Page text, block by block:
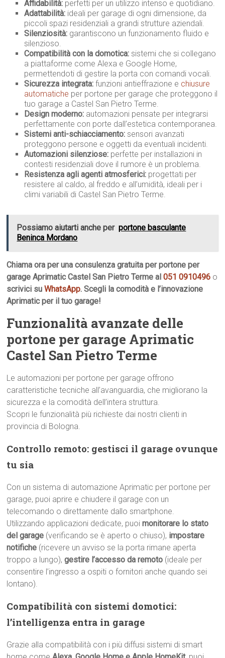
Affidabilità: perfetti per un utilizzo intenso e quotidiano.
Adattabilità: ideali per garage di ogni dimensione, da
piccoli spazi residenziali a grandi strutture aziendali.
Silenziosità: garantiscono un funzionamento fluido e
silenzioso.
Compatibilità con la domotica: sistemi che si collegano
a piattaforme come Alexa e Google Home,
permettendoti di gestire la porta con comandi vocali.
Sicurezza integrata: funzioni antieffrazione e chiusure
automatiche per portone per garage che proteggono il
tuo garage a Castel San Pietro Terme.
Design moderno: automazioni pensate per integrarsi
perfettamente con porte dall’estetica contemporanea.
Sistemi anti-schiacciamento: sensori avanzati
proteggono persone e oggetti da eventuali incidenti.
Automazioni silenziose: perfette per installazioni in
contesti residenziali dove il rumore è un problema.
Resistenza agli agenti atmosferici: progettati per
resistere al caldo, al freddo e all’umidità, ideali per i
climi variabili di Castel San Pietro Terme.
Possiamo aiutarti anche per portone basculante
Beninca Mordano
Chiama ora per una consulenza gratuita per portone per
garage Aprimatic Castel San Pietro Terme al051 0910496 o
scrivici suWhatsApp. Scegli la comodità e l’innovazione
Aprimatic per il tuo garage!
Funzionalità avanzate delle
portone per garage Aprimatic
Castel San Pietro Terme
Le automazioni per portone per garage offrono
caratteristiche tecniche all’avanguardia, che migliorano la
sicurezza e la comodità dell’intera struttura.
Scopri le funzionalità più richieste dai nostri clienti in
provincia di Bologna.
Controllo remoto: gestisci il garage ovunque
tu sia
Con un sistema di automazione Aprimatic per portone per
garage, puoi aprire e chiudere il garage con un
telecomando o direttamente dallo smartphone.
Utilizzando applicazioni dedicate, puoimonitorare lo stato
del garage (verificando se è aperto o chiuso), impostare
notifiche (ricevere un avviso se la porta rimane aperta
troppo a lungo),gestire l’accesso da remoto (ideale per
consentire l’ingresso a ospiti o fornitori anche quando sei
lontano).
Compatibilità con sistemi domotici:
l’intelligenza entra in garage
Grazie alla compatibilità con i più diffusi sistemi di smart